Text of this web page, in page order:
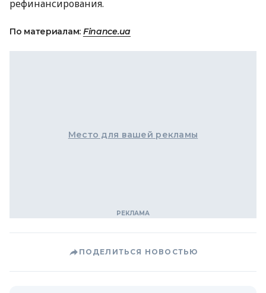
рефинансирования.
По материалам: Finance.ua
Место для вашей рекламы
ПОДЕЛИТЬСЯ НОВОСТЬЮ